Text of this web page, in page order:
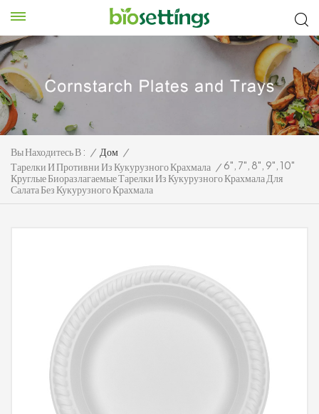
Вы Находитесь В : / Дом /
Тарелки И Противни Из Кукурузного Крахмала / 6", 7", 8", 9", 10"
Круглые Биоразлагаемые Тарелки Из Кукурузного Крахмала Для
Салата Без Кукурузного Крахмала